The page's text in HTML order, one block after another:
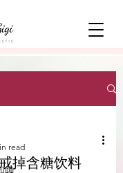
📖掉含糖饮料
read